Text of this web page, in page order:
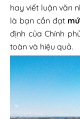
hay viết luận văn
là bạn cần đạt
định của Chính
toàn và hiệu quả.